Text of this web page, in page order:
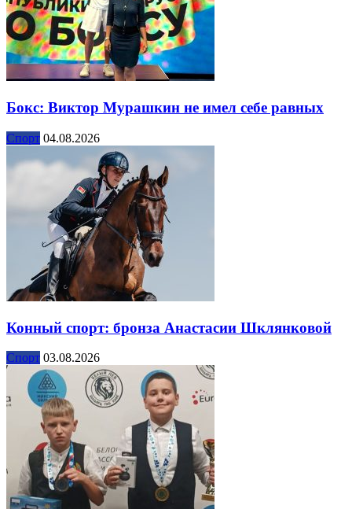
Бокс: Виктор Мурашкин не имел себе равных
Спорт 04.08.2026
Конный спорт: бронза Анастасии Шклянковой
Спорт 03.08.2026